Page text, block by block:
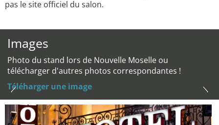
pas le site officiel du salon.
Images
Photo du stand lors de Nouvelle Moselle ou
télécharger d'autres photos correspondantes !
Téléharger une image